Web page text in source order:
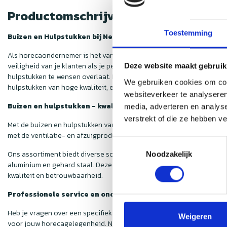
Toestemming
Deze website maakt
We gebruiken cookies om
websiteverkeer te
media, adverteren en
verstrekt of die ze hebben
Noodzakelijk
Weigeren
Productomschrijving
Buizen en Hulpstukken bij Nedfan
Als horecaondernemer is het van groot belang om de
veiligheid van je klanten als je personeel essentieel is. Hoewel de
hulpstukken te wensen overlaat. Deze onderdelen zijn echter van
hulpstukken van hoge kwaliteit, en dat ook nog eens voor een
Buizen en hulpstukken - kwaliteit voor een scherpe prijs
Met de buizen en hulpstukken van
Nedfanweet je zeker dat jouw
met de ventilatie- en afzuigproducten die je in onze webshop
Ons assortiment biedt diverse soorten hulpstukken, zodat iedere
aluminium en gehard staal. Deze materialen zijn niet alleen
kwaliteit en betrouwbaarheid.
Professionele service en ondersteuning
Heb je vragen over een specifiek product of ben je niet zeker van
voor jouw horecagelegenheid. Neem gerust contact op met onze